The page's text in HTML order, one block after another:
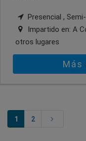
Presencial ,
Impartido en: A
otros lugares
Más
1 2